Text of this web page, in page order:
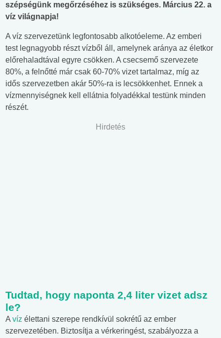
szépségünk megőrzéséhez is szükséges. Március 22. a
víz világnapja!
A víz szervezetünk legfontosabb alkotóeleme. Az emberi
test legnagyobb részt vízből áll, amelynek aránya az életkor
előrehaladtával egyre csökken. A csecsemő szervezete
80%, a felnőtté már csak 60-70% vizet tartalmaz, míg az
idős szervezetben akár 50%-ra is lecsökkenhet. Ennek a
vízmennyiségnek kell ellátnia folyadékkal testünk minden
részét.
Hirdetés
Tudtad, hogy naponta 2,4 liter vizet adsz
le?
A víz élettani szerepe rendkívül sokrétű az ember
szervezetében. Biztosítja a vérkeringést, szabályozza a